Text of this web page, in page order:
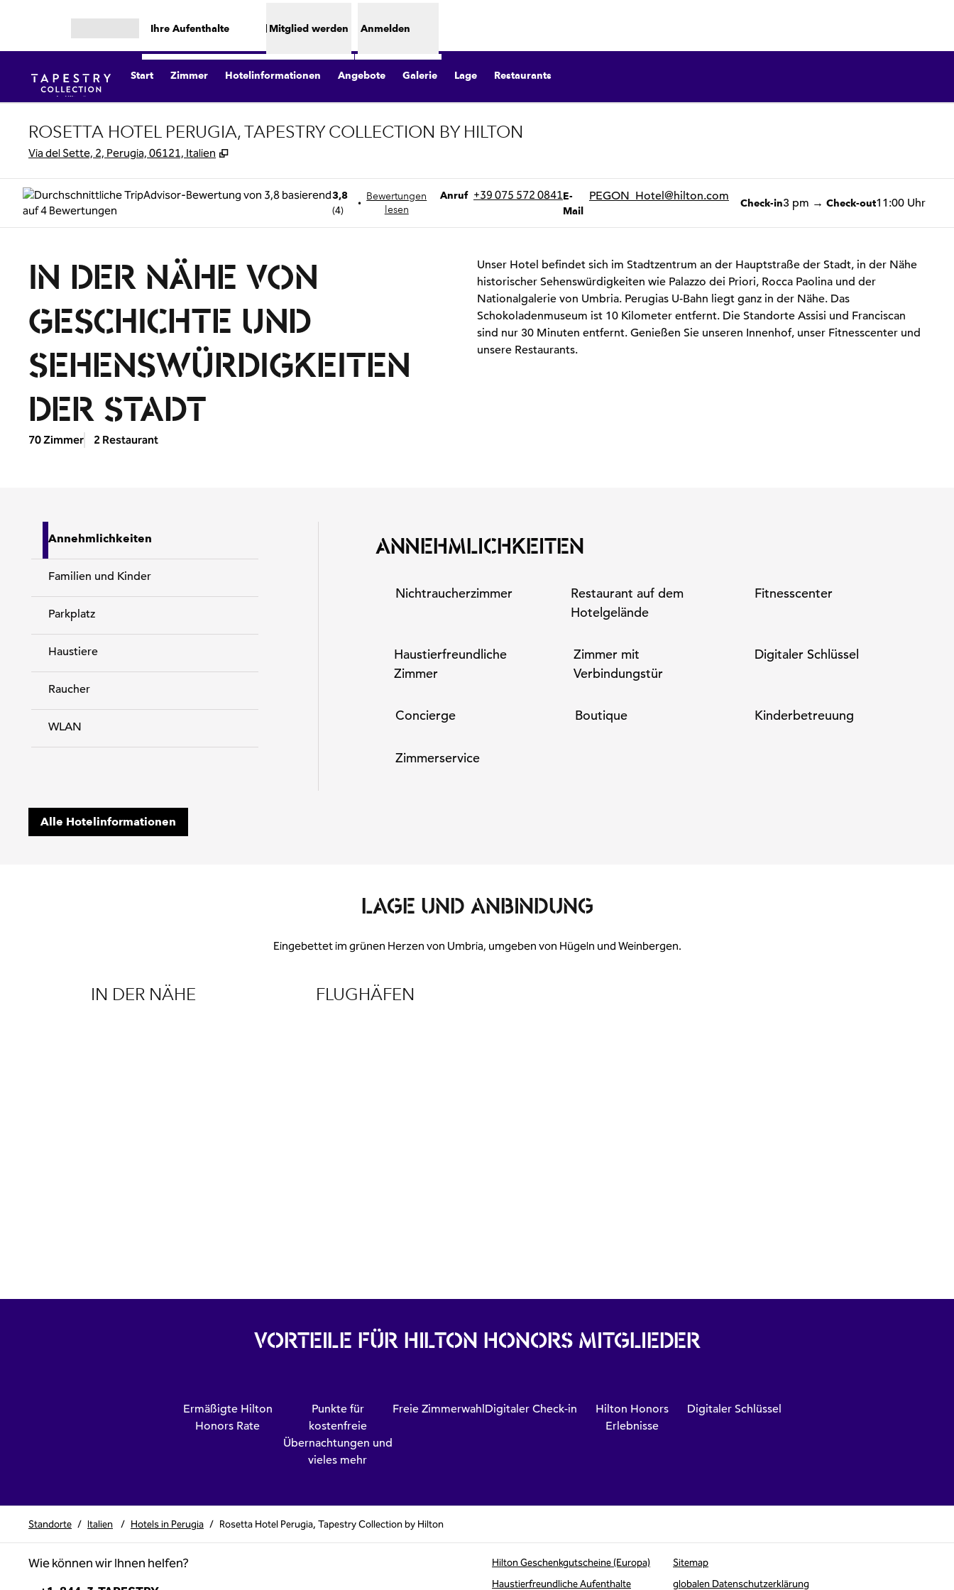
Ihre Aufenthalte Mitglied werden Anmelden
Start Zimmer Hotelinformationen Angebote Galerie Lage Restaurants
ROSETTA HOTEL PERUGIA, TAPESTRY COLLECTION BY HILTON
Via del Sette, 2, Perugia, 06121, Italien ,
3,8
(4)
•
Bewertungen
lesen
Anruf
Telefon+39 075 572 0841E-
Mail
Email PEGON_Hotel@hilton.com Check-in3 pm → Check-out11:00 Uhr
IN DER NÄHE VON
GESCHICHTE UND
SEHENSWÜRDIGKEITEN
DER STADT
70 Zimmer 2 Restaurant
Unser Hotel befindet sich im Stadtzentrum an der Hauptstraße der Stadt, in der Nähe
historischer Sehenswürdigkeiten wie Palazzo dei Priori, Rocca Paolina und der
Nationalgalerie von Umbria. Perugias U-Bahn liegt ganz in der Nähe. Das
Schokoladenmuseum ist 10 Kilometer entfernt. Die Standorte Assisi und Franciscan
sind nur 30 Minuten entfernt. Genießen Sie unseren Innenhof, unser Fitnesscenter und
unsere Restaurants.
Annehmlichkeiten
Familien und Kinder
Parkplatz
Haustiere
Raucher
WLAN
ANNEHMLICHKEITEN
Nichtraucher­zimmer
Restaurant auf dem
Hotelgelände
Fitnesscenter
Haustier­freundliche
Zimmer
Zimmer mit
Verbindungstür
Digitaler Schlüssel
Concierge Boutique Kinderbetreuung
Zimmer­service
Alle Hotelinformationen
LAGE UND ANBINDUNG
Eingebettet im grünen Herzen von Umbria, umgeben von Hügeln und Weinbergen.
IN DER NÄHE FLUGHÄFEN
VORTEILE FÜR HILTON HONORS MITGLIEDER
Ermäßigte Hilton
Honors Rate
Punkte für
kostenfreie
Übernachtungen und
vieles mehr
Freie ZimmerwahlDigitaler Check-in
Hilton Honors
Erlebnisse
Digitaler Schlüssel
Standorte / Italien / Hotels in Perugia / Rosetta Hotel Perugia, Tapestry Collection by Hilton
Wie können wir Ihnen helfen?
Hilton Geschenkgutscheine (Europa)
Haustierfreundliche Aufenthalte
Sitemap
globalen Datenschutzerklärung